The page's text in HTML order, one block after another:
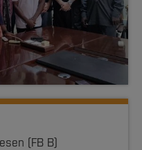
(FB B)